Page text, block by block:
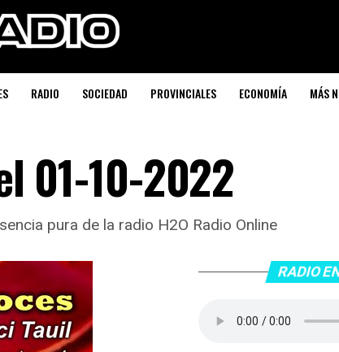
RADIO SOCIEDAD PROVINCIALES ECONOMÍA MÁS
01-10-2022
pura de la radio H2O Radio Online
RADIO